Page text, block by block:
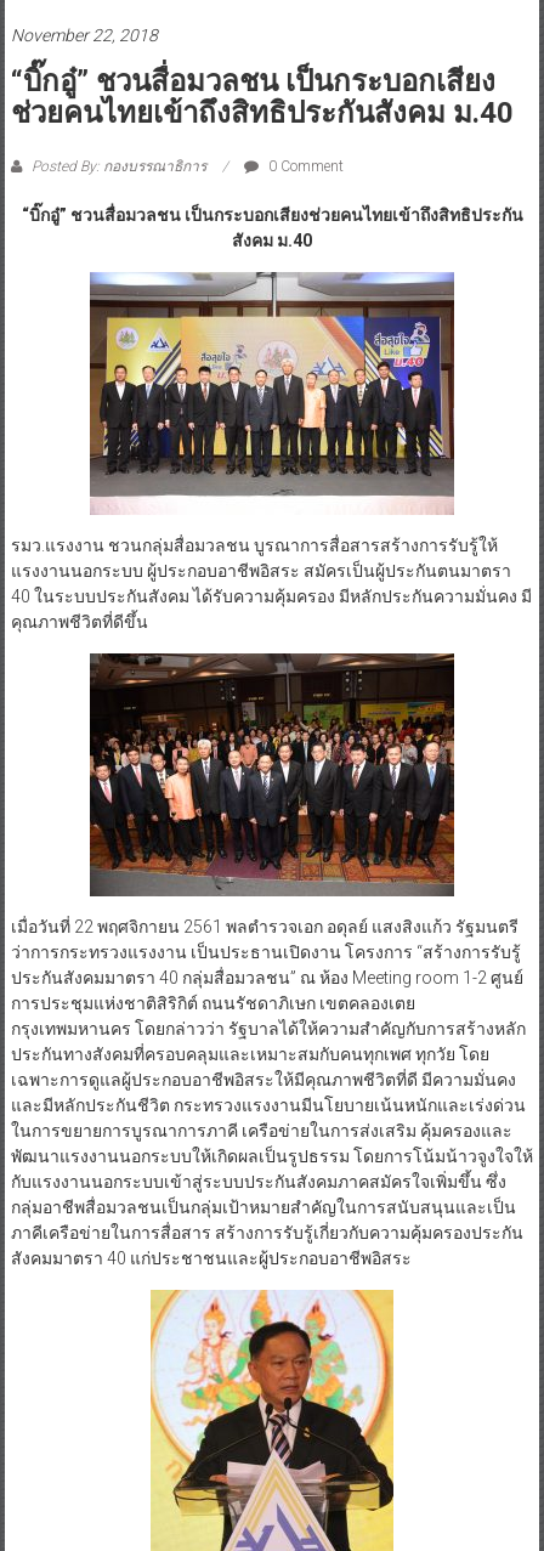
November 22, 2018
“บิ๊กอู๋” ชวนสื่อมวลชน เป็นกระบอกเสียง
ช่วยคนไทยเข้าถึงสิทธิประกันสังคม ม.40
Posted By: กองบรรณาธิการ 0 Comment
“บิ๊กอู๋” ชวนสื่อมวลชน เป็นกระบอกเสียงช่วยคนไทยเข้าถึงสิทธิประกัน
สังคม ม.40
รมว.แรงงาน ชวนกลุ่มสื่อมวลชน บูรณาการสื่อสารสร้างการรับรู้ให้
แรงงานนอกระบบ ผู้ประกอบอาชีพอิสระ สมัครเป็นผู้ประกันตนมาตรา
40 ในระบบประกันสังคม ได้รับความคุ้มครอง มีหลักประกันความมั่นคง มี
คุณภาพชีวิตที่ดีขึ้น
เมื่อวันที่ 22 พฤศจิกายน 2561 พลตำรวจเอก อดุลย์ แสงสิงแก้ว รัฐมนตรี
ว่าการกระทรวงแรงงาน เป็นประธานเปิดงาน โครงการ “สร้างการรับรู้
ประกันสังคมมาตรา 40 กลุ่มสื่อมวลชน” ณ ห้อง Meeting room 1-2 ศูนย์
การประชุมแห่งชาติสิริกิต์ ถนนรัชดาภิเษก เขตคลองเตย
กรุงเทพมหานคร โดยกล่าวว่า รัฐบาลได้ให้ความสำคัญกับการสร้างหลัก
ประกันทางสังคมที่ครอบคลุมและเหมาะสมกับคนทุกเพศ ทุกวัย โดย
เฉพาะการดูแลผู้ประกอบอาชีพอิสระให้มีคุณภาพชีวิตที่ดี มีความมั่นคง
และมีหลักประกันชีวิต กระทรวงแรงงานมีนโยบายเน้นหนักและเร่งด่วน
ในการขยายการบูรณาการภาคี เครือข่ายในการส่งเสริม คุ้มครองและ
พัฒนาแรงงานนอกระบบให้เกิดผลเป็นรูปธรรม โดยการโน้มน้าวจูงใจให้
กับแรงงานนอกระบบเข้าสู่ระบบประกันสังคมภาคสมัครใจเพิ่มขึ้น ซึ่ง
กลุ่มอาชีพสื่อมวลชนเป็นกลุ่มเป้าหมายสำคัญในการสนับสนุนและเป็น
ภาคีเครือข่ายในการสื่อสาร สร้างการรับรู้เกี่ยวกับความคุ้มครองประกัน
สังคมมาตรา 40 แก่ประชาชนและผู้ประกอบอาชีพอิสระ